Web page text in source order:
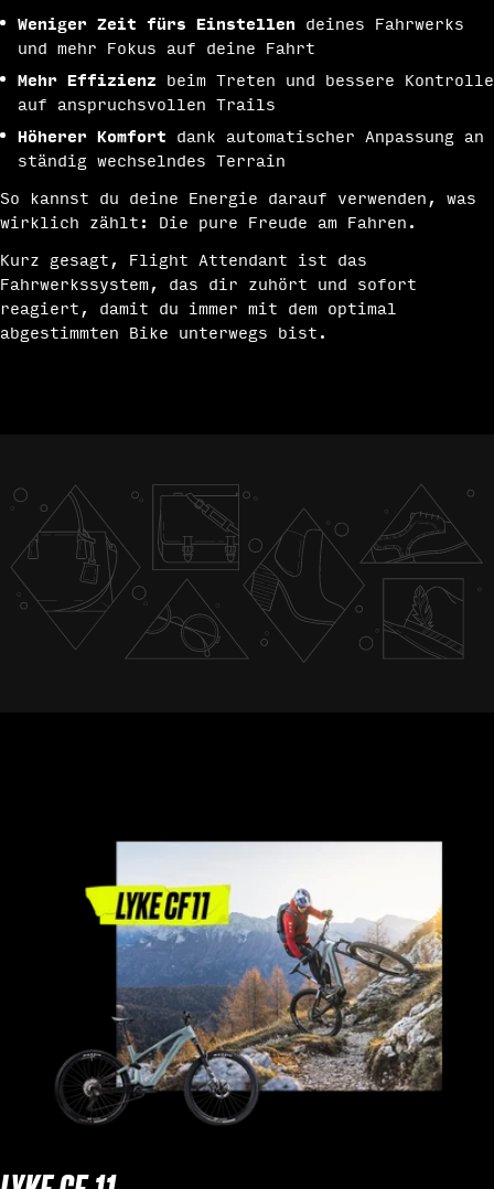
Weniger Zeit fürs Einstellen deines Fahrwerks
und mehr Fokus auf deine Fahrt
Mehr Effizienz beim Treten und bessere Kontrolle
auf anspruchsvollen Trails
Höherer Komfort dank automatischer Anpassung an
ständig wechselndes Terrain
So kannst du deine Energie darauf verwenden, was
wirklich zählt: Die pure Freude am Fahren.
Kurz gesagt, Flight Attendant ist das
Fahrwerkssystem, das dir zuhört und sofort
reagiert, damit du immer mit dem optimal
abgestimmten Bike unterwegs bist.